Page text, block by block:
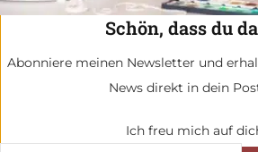
Schön, dass du
Abonniere meinen Newsletter und
News direkt in dein
Ich freu mich auf